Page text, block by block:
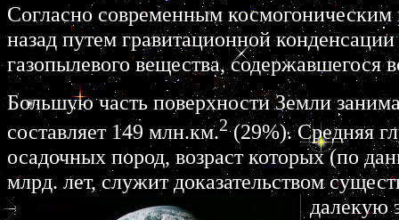
Согласно современным космогоническим
назад путем гравитационной
газопылевого вещества, содержавшегося
Большую часть поверхности Земли
составляет 149 млн.км.2(29%). Средняя
осадочных пород, возраст которых (по
млрд. лет, служит доказательством
далекую